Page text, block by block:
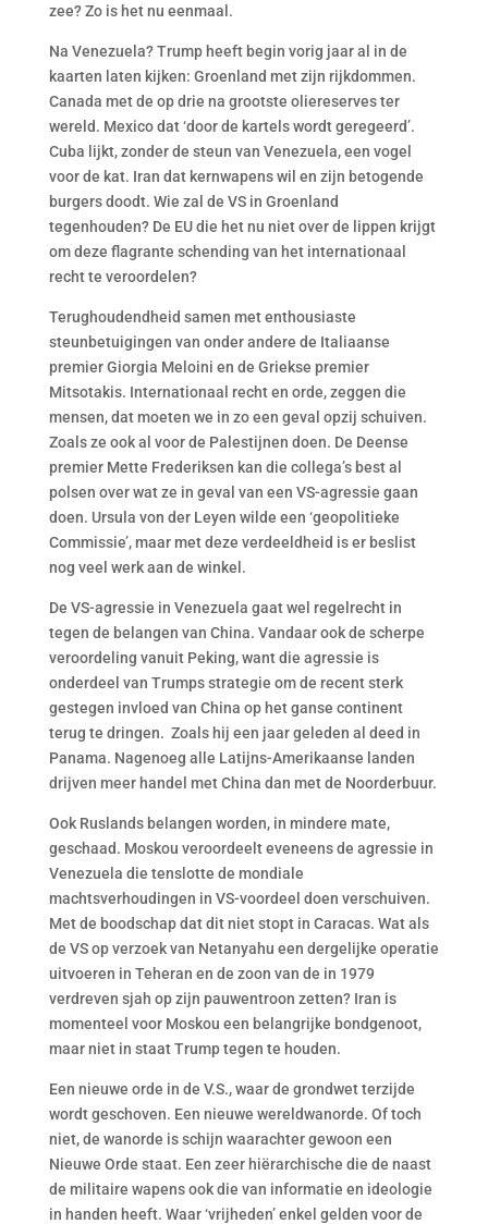
zee? Zo is het nu eenmaal.
Na Venezuela? Trump heeft begin vorig jaar al in de
kaarten laten kijken: Groenland met zijn rijkdommen.
Canada met de op drie na grootste oliereserves ter
wereld. Mexico dat ‘door de kartels wordt geregeerd’.
Cuba lijkt, zonder de steun van Venezuela, een vogel
voor de kat. Iran dat kernwapens wil en zijn betogende
burgers doodt. Wie zal de VS in Groenland
tegenhouden? De EU die het nu niet over de lippen krijgt
om deze flagrante schending van het internationaal
recht te veroordelen?
Terughoudendheid samen met enthousiaste
steunbetuigingen van onder andere de Italiaanse
premier Giorgia Meloini en de Griekse premier
Mitsotakis. Internationaal recht en orde, zeggen die
mensen, dat moeten we in zo een geval opzij schuiven.
Zoals ze ook al voor de Palestijnen doen. De Deense
premier Mette Frederiksen kan die collega’s best al
polsen over wat ze in geval van een VS-agressie gaan
doen. Ursula von der Leyen wilde een ‘geopolitieke
Commissie’, maar met deze verdeeldheid is er beslist
nog veel werk aan de winkel.
De VS-agressie in Venezuela gaat wel regelrecht in
tegen de belangen van China. Vandaar ook de scherpe
veroordeling vanuit Peking, want die agressie is
onderdeel van Trumps strategie om de recent sterk
gestegen invloed van China op het ganse continent
terug te dringen. Zoals hij een jaar geleden al deed in
Panama. Nagenoeg alle Latijns-Amerikaanse landen
drijven meer handel met China dan met de Noorderbuur.
Ook Ruslands belangen worden, in mindere mate,
geschaad. Moskou veroordeelt eveneens de agressie in
Venezuela die tenslotte de mondiale
machtsverhoudingen in VS-voordeel doen verschuiven.
Met de boodschap dat dit niet stopt in Caracas. Wat als
de VS op verzoek van Netanyahu een dergelijke operatie
uitvoeren in Teheran en de zoon van de in 1979
verdreven sjah op zijn pauwentroon zetten? Iran is
momenteel voor Moskou een belangrijke bondgenoot,
maar niet in staat Trump tegen te houden.
Een nieuwe orde in de V.S., waar de grondwet terzijde
wordt geschoven. Een nieuwe wereldwanorde. Of toch
niet, de wanorde is schijn waarachter gewoon een
Nieuwe Orde staat. Een zeer hiërarchische die de naast
de militaire wapens ook die van informatie en ideologie
in handen heeft. Waar ‘vrijheden’ enkel gelden voor de